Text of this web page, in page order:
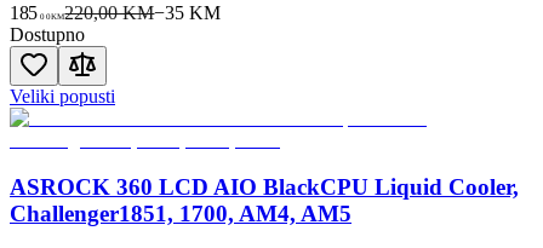
185 00KM220,00 KM−35 KM
Dostupno
Veliki popusti
ASROCK 360 LCD AIO BlackCPU Liquid Cooler,
Challenger1851, 1700, AM4, AM5